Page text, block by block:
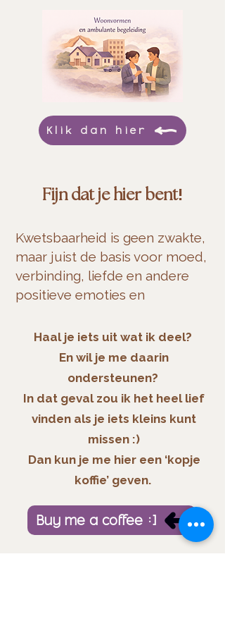
Klik dan hier
Fijn dat je hier bent!
Kwetsbaarheid is geen zwakte,
maar juist de basis voor moed,
verbinding, liefde en andere
positieve emoties en
-Brené Brown
Naar podcastpagina
Haal je iets uit wat ik deel?
En wil je me daarin
ondersteunen?
In dat geval zou ik het heel lief
vinden als je iets kleins kunt
missen :)
Dan kun je me hier een ‘kopje
koffie’ geven.
Buy me a coffee :)